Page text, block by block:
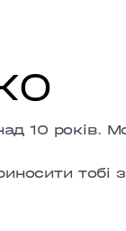
10 років.
тобі